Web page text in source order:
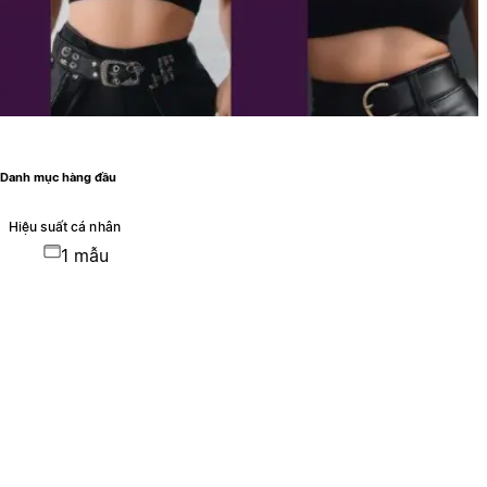
Danh mục hàng đầu
Hiệu suất cá nhân
1 mẫu